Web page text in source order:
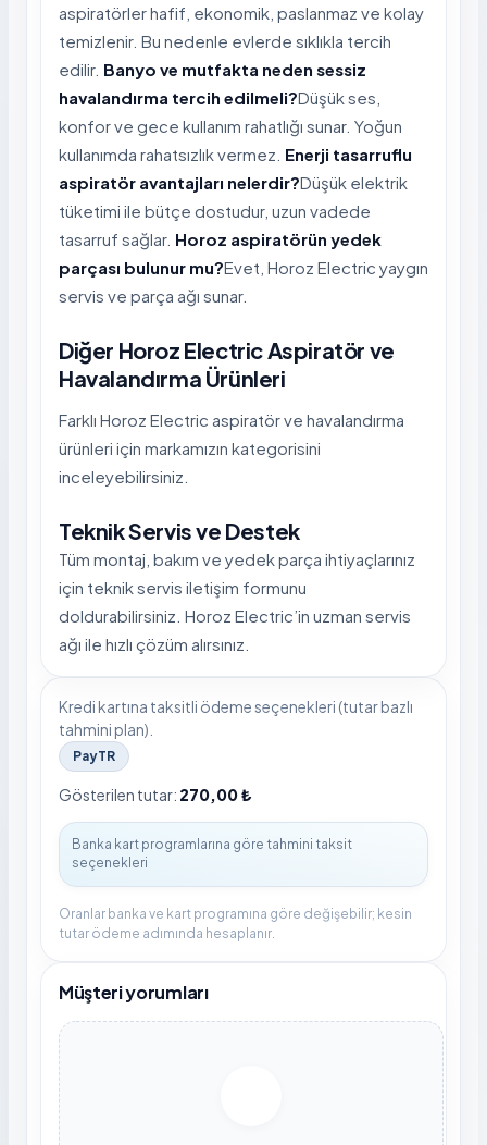
aspiratörler hafif, ekonomik, paslanmaz ve kolay
temizlenir. Bu nedenle evlerde sıklıkla tercih
edilir. Banyo ve mutfakta neden sessiz
havalandırma tercih edilmeli?Düşük ses,
konfor ve gece kullanım rahatlığı sunar. Yoğun
kullanımda rahatsızlık vermez. Enerji tasarruflu
aspiratör avantajları nelerdir?Düşük elektrik
tüketimi ile bütçe dostudur, uzun vadede
tasarruf sağlar. Horoz aspiratörün yedek
parçası bulunur mu?Evet, Horoz Electric yaygın
servis ve parça ağı sunar.
Diğer Horoz Electric Aspiratör ve
Havalandırma Ürünleri
Farklı Horoz Electric aspiratör ve havalandırma
ürünleri için markamızın kategorisini
inceleyebilirsiniz.
Teknik Servis ve Destek
Tüm montaj, bakım ve yedek parça ihtiyaçlarınız
için teknik servis iletişim formunu
doldurabilirsiniz. Horoz Electric’in uzman servis
ağı ile hızlı çözüm alırsınız.
Kredi kartına taksitli ödeme seçenekleri (tutar bazlı
tahmini plan).
PayTR
Gösterilen tutar: 270,00 ₺
Oranlar banka ve kart programına göre değişebilir; kesin
tutar ödeme adımında hesaplanır.
Müşteri yorumları